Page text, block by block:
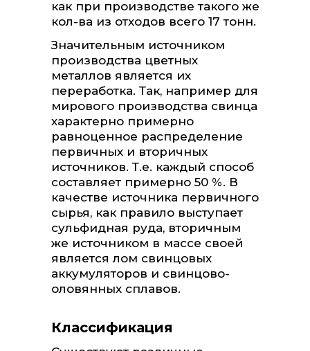
как при производстве такого же
кол-ва из отходов всего 17 тонн.
Значительным источником
производства цветных
металлов является их
переработка. Так, например для
мирового производства свинца
характерно примерно
равноценное распределение
первичных и вторичных
источников. Т.е. каждый способ
составляет примерно 50 %. В
качестве источника первичного
сырья, как правило выступает
сульфидная руда, вторичным
же источником в массе своей
является лом свинцовых
аккумуляторов и свинцово-
оловянных сплавов.
Классификация